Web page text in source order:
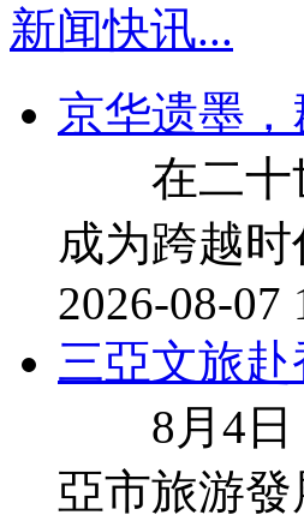
新闻快讯...
京华遗墨
在二十世
成为跨越
2026-08-07
三亞文旅
8月4日，
亞市旅游